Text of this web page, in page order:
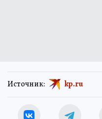
Источник: kp.ru